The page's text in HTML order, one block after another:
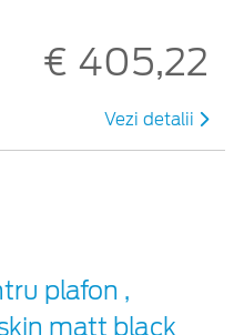
€ 405,22
Vezi detalii
plafon ,
matt black